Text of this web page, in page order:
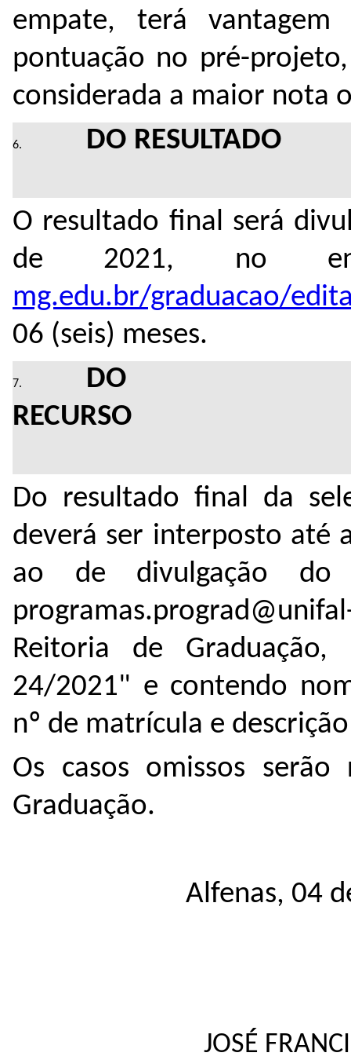
empate, terá
pontuação no pré-
considerada a maior nota
DO RESULTADO
O resultado final será
de 2021, no
mg.edu.br/graduacao/
06 (seis) meses.
DO
Do resultado final da
deverá ser interposto até
ao de divulgação
Reitoria de
24/2021" e contendo
nº de matrícula e
Os casos omissos
Graduação.
Alfenas, 04
JOSÉ